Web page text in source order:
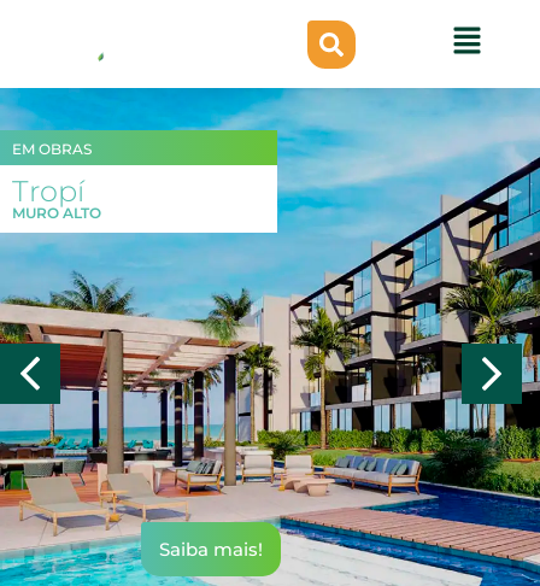
EM OBRAS
Tropí
MURO ALTO
Saiba mais!